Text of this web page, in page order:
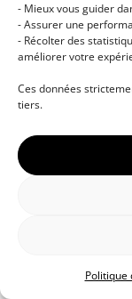
- Mieux vous guider
- Assurer une
- Récolter des
améliorer votre
Ces données
tiers.
Politique
musicale •